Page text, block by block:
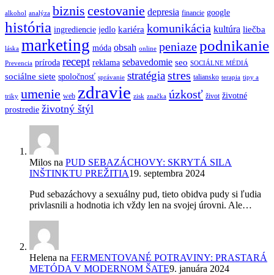
alkohol analýza biznis cestovanie depresia financie google
história ingrediencie jedlo kariéra komunikácia kultúra liečba
láska marketing móda obsah online peniazepodnikanie
Prevencia príroda recept reklama sebavedomie seo SOCIÁLNE MÉDIÁ
sociálne siete spoločnosť správanie stratégiastres taliansko terapia tipy a
triky umenie web zdravie zisk značka úzkosť život životné
prostredie životný štýl
Milos na PUD SEBAZÁCHOVY: SKRYTÁ SILA
INŠTINKTU PREŽITIA19. septembra 2024
Pud sebazáchovy a sexuálny pud, tieto obidva pudy si ľudia
privlasnili a hodnotia ich vždy len na svojej úrovni. Ale…
Helena na FERMENTOVANÉ POTRAVINY: PRASTARÁ
METÓDA V MODERNOM ŠATE9. januára 2024